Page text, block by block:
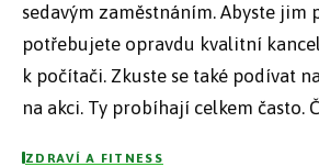
sedavým zaměstnáním. Abyste jim
potřebujete opravdu kvalitní
k počítači. Zkuste se také podívat
na akci. Ty probíhají celkem často.
ZDRAVÍ A FITNESS